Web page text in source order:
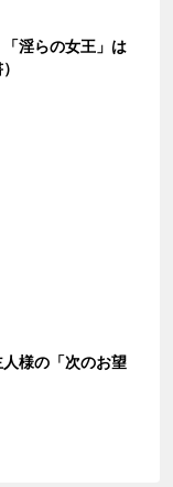
淫らの女王」は
人様の「次のお望